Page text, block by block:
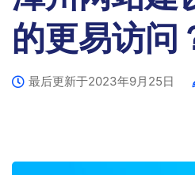
的更易访问
最后更新于2023年9月25日